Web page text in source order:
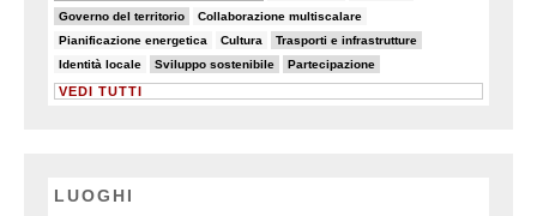
Governo del territorio
19/82 Collaborazione multiscalare
5/82
Pianificazione energetica
5/82 Cultura
7/82 Trasporti e infrastrutture
15/82
Identità locale
7/82 Sviluppo sostenibile
19/82 Partecipazione
22/82
VEDI TUTTI
LUOGHI